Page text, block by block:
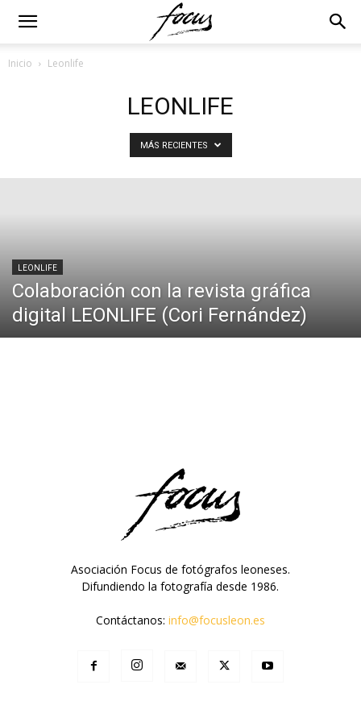
Inicio Leonlife
LEONLIFE
MÁS RECIENTES
LEONLIFE
Colaboración con la revista gráfica
digital LEONLIFE (Cori Fernández)
Asociación Focus de fotógrafos leoneses.
Difundiendo la fotografía desde 1986.
Contáctanos: info@focusleon.es